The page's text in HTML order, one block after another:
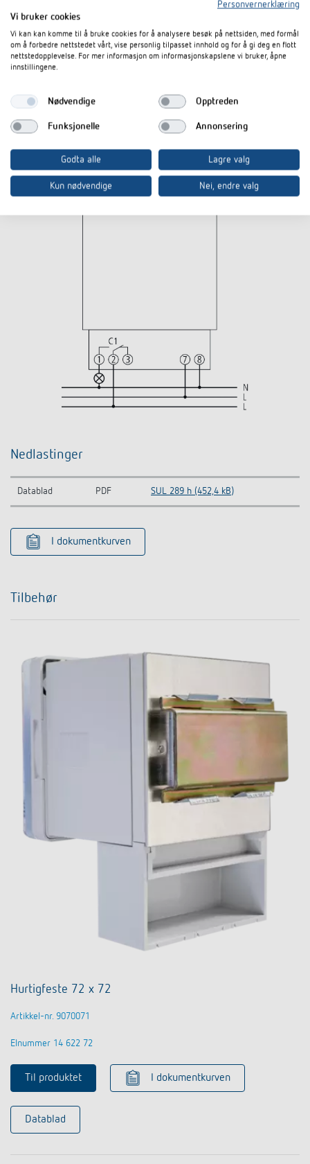
Nedlastinger
Datablad PDF SUL 289 h (452,4 kB)
I dokumentkurven
Tilbehør
Hurtigfeste 72 x 72
Artikkel-nr. 9070071
Elnummer 14 622 72
Til produktet I dokumentkurven
Datablad
Personvernerklæring
Vi bruker cookies
Vi kan kan komme til å bruke cookies for å analysere besøk på nettsiden, med formål
om å forbedre nettstedet vårt, vise personlig tilpasset innhold og for å gi deg en flott
nettstedopplevelse. For mer informasjon om informasjonskapslene vi bruker, åpne
innstillingene.
Nødvendige Opptreden
Funksjonelle Annonsering
Godta alle Lagre valg
Kun nødvendige Nei, endre valg